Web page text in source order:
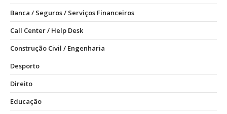
Banca / Seguros / Serviços Financeiros
Call Center / Help Desk
Construção Civil / Engenharia
Desporto
Direito
Educação